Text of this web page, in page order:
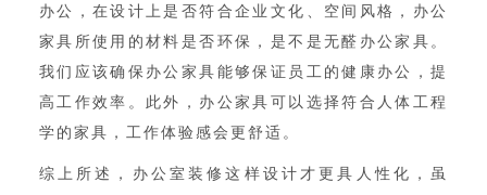
办公，在设计上是否符合企业文化、空间风格，办公
家具所使用的材料是否环保，是不是无醛办公家具。
我们应该确保办公家具能够保证员工的健康办公，提
高工作效率。此外，办公家具可以选择符合人体工程
学的家具，工作体验感会更舒适。
综上所述，办公室装修这样设计才更具人性化，虽